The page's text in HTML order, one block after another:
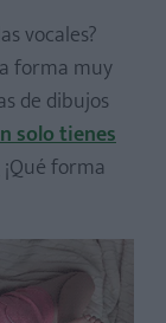
vocales?
forma muy
de dibujos
solo tienes
¡Qué forma